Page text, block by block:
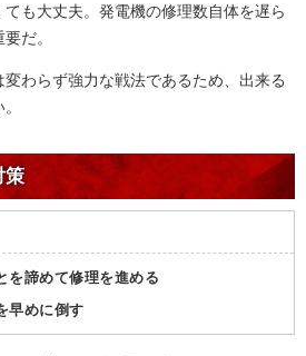
も大丈夫。発電機の修理数自体を遅ら
だ。
わらず強力な戦法であるため、出来る
策
を諦めて修理を進める
早めに倒す